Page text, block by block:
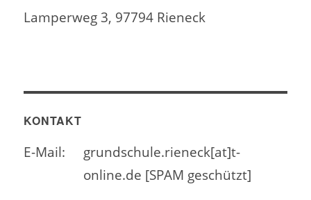
Lamperweg 3, 97794 Rieneck
KONTAKT
E-Mail:
grundschule.rieneck[at]t-
online.de [SPAM geschützt]